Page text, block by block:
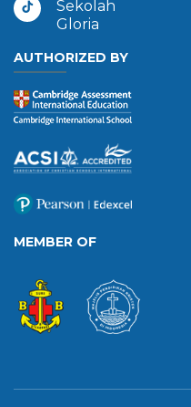
Sekolah
Gloria
AUTHORIZED BY
MEMBER OF